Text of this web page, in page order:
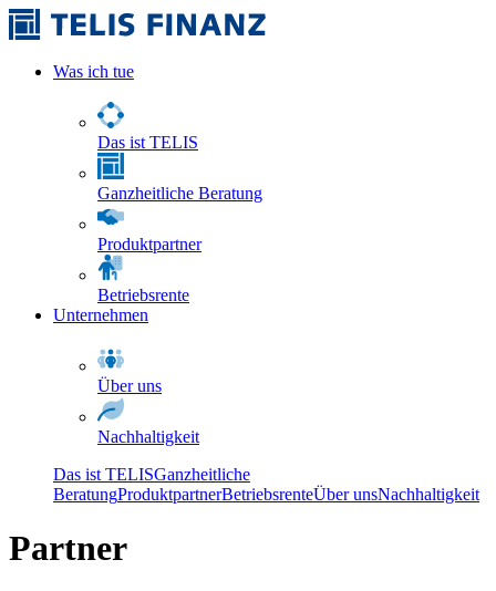
Was ich tue
Das ist TELIS
Ganzheitliche Beratung
Produktpartner
Betriebsrente
Unternehmen
Über uns
Nachhaltigkeit
Das ist TELISGanzheitliche
BeratungProduktpartnerBetriebsrenteÜber unsNachhaltigkeit
Partner